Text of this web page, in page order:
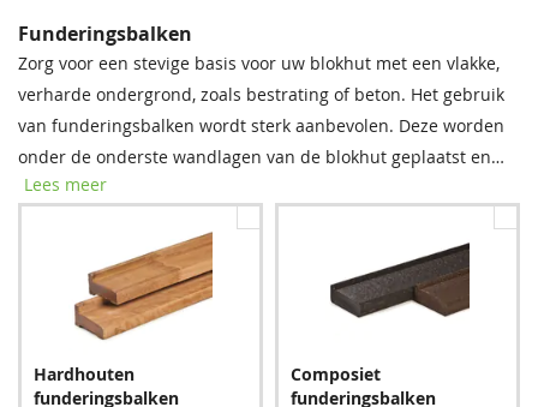
Tegen meerprijs kunt u bij dit product dakshingles bestellen.
Deze bitumen dakbedekking is uitermate geschikt voor het
waterdicht afwerken van uw (hellende) dak, om zo de
levensduur van uw tuinverblijf te verlengen.
255,60
Funderingsbalken
Zorg voor een stevige basis voor uw blokhut met een vlakke,
verharde ondergrond, zoals bestrating of beton. Het gebruik
van funderingsbalken wordt sterk aanbevolen. Deze worden
onder de onderste wandlagen van de blokhut geplaatst en
bieden essentiële bescherming tegen regenwater, vocht en
levensduur van uw blokhut aanzienlijk.
Lees meer
Hardhouten
funderingsbalken
Composiet
funderingsbalken